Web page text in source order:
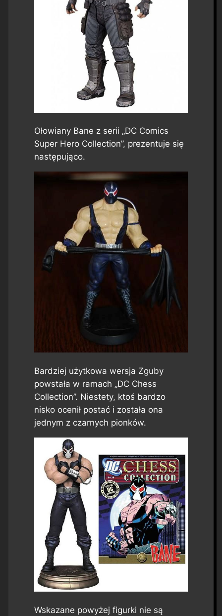
Ołowiany Bane z serii „DC Comics
Super Hero Collection”, prezentuje się
następująco.
Bardziej użytkowa wersja Zguby
powstała w ramach „DC Chess
Collection”. Niestety, ktoś bardzo
nisko ocenił postać i została ona
jednym z czarnych pionków.
Wskazane powyżej figurki nie są